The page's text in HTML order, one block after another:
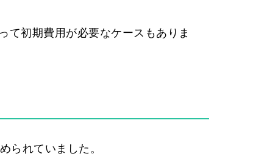
て初期費用が必要なケースもありま
られていました。